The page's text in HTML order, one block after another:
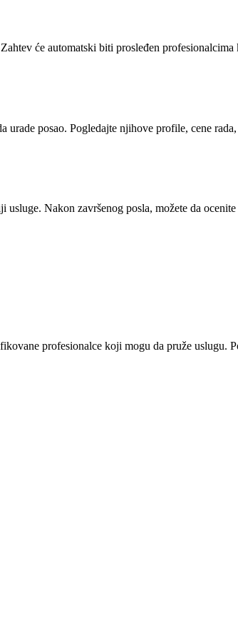
će automatski biti prosleđen
posao. Pogledajte njihove profile, cene
Nakon završenog posla, možete da
profesionalce koji mogu da pruže uslugu.